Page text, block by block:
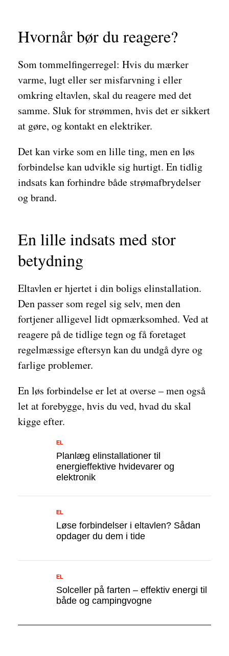
Hvornår bør du reagere?
Som tommelfingerregel: Hvis du mærker
varme, lugt eller ser misfarvning i eller
omkring eltavlen, skal du reagere med det
samme. Sluk for strømmen, hvis det er sikkert
at gøre, og kontakt en elektriker.
Det kan virke som en lille ting, men en løs
forbindelse kan udvikle sig hurtigt. En tidlig
indsats kan forhindre både strømafbrydelser
og brand.
En lille indsats med stor
betydning
Eltavlen er hjertet i din boligs elinstallation.
Den passer som regel sig selv, men den
fortjener alligevel lidt opmærksomhed. Ved at
reagere på de tidlige tegn og få foretaget
regelmæssige eftersyn kan du undgå dyre og
farlige problemer.
En løs forbindelse er let at overse – men også
let at forebygge, hvis du ved, hvad du skal
kigge efter.
Planlæg elinstallationer til
energieffektive hvidevarer og
elektronik
EL
Løse forbindelser i eltavlen? Sådan
opdager du dem i tide
EL
Solceller på farten – effektiv energi til
både og campingvogne
EL